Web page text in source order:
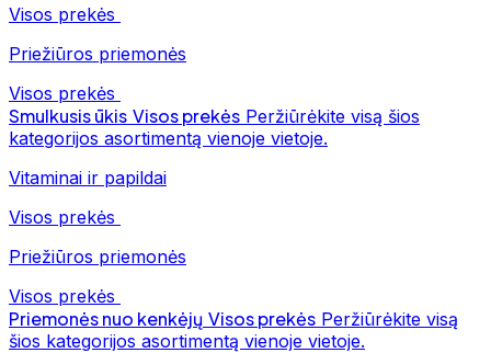
Visos prekės
Priežiūros priemonės
Visos prekės
Smulkusis ūkis Visos prekės Peržiūrėkite visą šios
kategorijos asortimentą vienoje vietoje.
Vitaminai ir papildai
Visos prekės
Priežiūros priemonės
Visos prekės
Priemonės nuo kenkėjų Visos prekės Peržiūrėkite visą
šios kategorijos asortimentą vienoje vietoje.